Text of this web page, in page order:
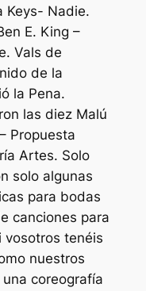
Keys- Nadie.
E. King –
Vals de
de la
la Pena.
las diez Malú
Propuesta
Artes. Solo
solo algunas
para bodas
canciones para
vosotros tenéis
nuestros
coreografía